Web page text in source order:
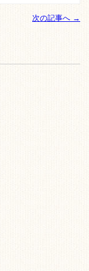
次の記事へ →